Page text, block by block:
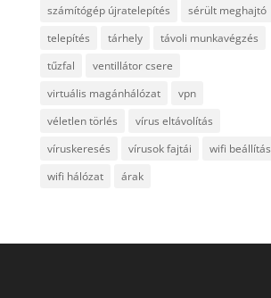
számítógép újratelepítés
sérült meghajtó
telepítés
tárhely
távoli munkavégzés
tűzfal
ventillátor csere
virtuális magánhálózat
vpn
véletlen törlés
vírus eltávolítás
víruskeresés
vírusok fajtái
wifi beállítás
wifi hálózat
árak